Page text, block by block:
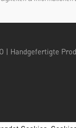
| Handgefertigte